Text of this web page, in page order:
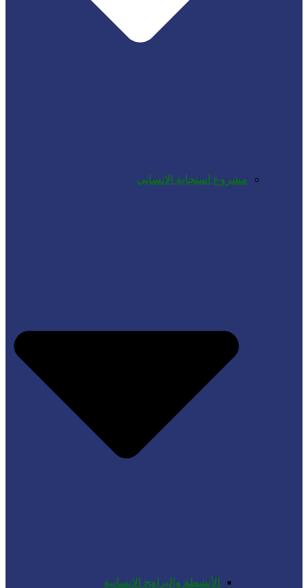
مشروع استجابة الانساني
الأنشطة والبرامج الإنسانية